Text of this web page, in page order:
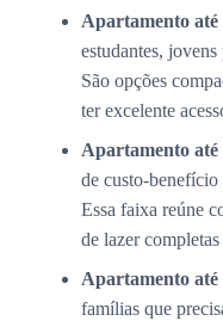
Apartamento até
estudantes,
São opções
ter excelente
Apartamento até
de custo-
Essa faixa reúne
de lazer
Apartamento até
famílias que